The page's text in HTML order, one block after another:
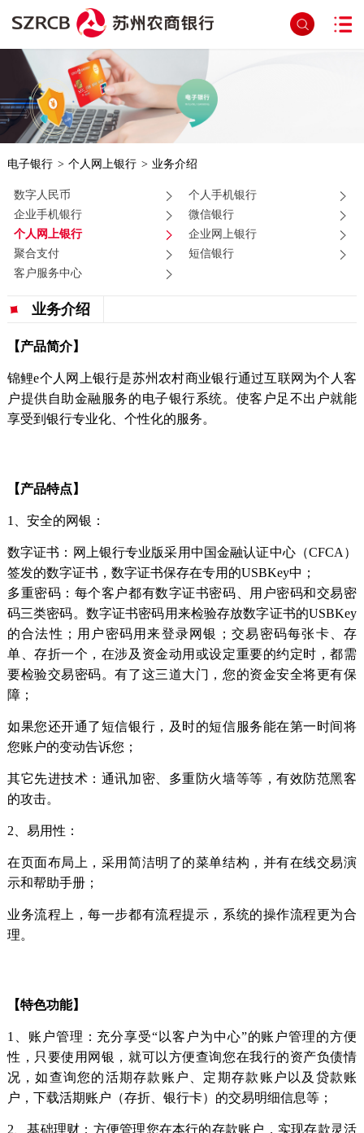
电子银行 > 个人网上银行 > 业务介绍
数字人民币
个人手机银行
企业手机银行
微信银行
个人网上银行
企业网上银行
聚合支付
短信银行
客户服务中心
业务介绍
【产品简介】
锦鲤e个人网上银行是苏州农村商业银行通过互联网为个人客
户提供自助金融服务的电子银行系统。使客户足不出户就能
享受到银行专业化、个性化的服务。
【产品特点】
1、安全的网银：
数字证书：网上银行专业版采用中国金融认证中心（CFCA）
签发的数字证书，数字证书保存在专用的USBKey中；
多重密码：每个客户都有数字证书密码、用户密码和交易密
码三类密码。数字证书密码用来检验存放数字证书的USBKey
的合法性；用户密码用来登录网银；交易密码每张卡、存
单、存折一个，在涉及资金动用或设定重要的约定时，都需
要检验交易密码。有了这三道大门，您的资金安全将更有保
障；
如果您还开通了短信银行，及时的短信服务能在第一时间将
您账户的变动告诉您；
其它先进技术：通讯加密、多重防火墙等等，有效防范黑客
的攻击。
2、易用性：
在页面布局上，采用简洁明了的菜单结构，并有在线交易演
示和帮助手册；
业务流程上，每一步都有流程提示，系统的操作流程更为合
理。
【特色功能】
1、账户管理：充分享受“以客户为中心”的账户管理的方便
性，只要使用网银，就可以方便查询您在我行的资产负债情
况，如查询您的活期存款账户、定期存款账户以及贷款账
户，下载活期账户（存折、银行卡）的交易明细信息等；
2、基础理财：方便管理您在本行的存款账户，实现存款灵活